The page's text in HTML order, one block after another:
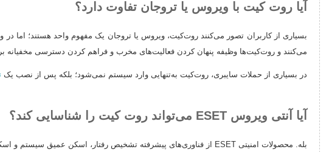
آیا روت کیت با ویروس یا تروجان تفاوت دارد؟
بسیاری از کاربران تصور می‌کنند روت‌کیت، ویروس یا تروجان یک مفهوم واحد هستند؛ اما در
می‌کنند و روت‌کیت‌ها وظیفه پنهان کردن فعالیت‌های مخرب و فراهم کردن دسترسی مخفیانه
در بسیاری از حملات سایبری، روت‌کیت به‌تنهایی وارد سیستم نمی‌شود؛ بلکه پس از نصب یک
آیا آنتی ویروس ESET می‌تواند روت کیت را شناسایی کند؟